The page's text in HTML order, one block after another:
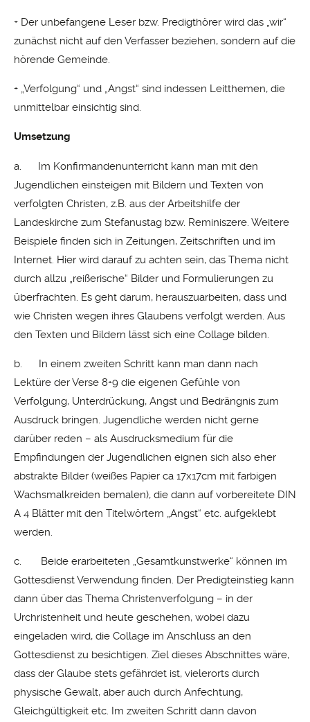
+ Der unbefangene Leser bzw. Predigthörer wird das „wir“
zunächst nicht auf den Verfasser beziehen, sondern auf die
hörende Gemeinde.
+ „Verfolgung“ und „Angst“ sind indessen Leitthemen, die
unmittelbar einsichtig sind.
Umsetzung
a. Im Konfirmandenunterricht kann man mit den
Jugendlichen einsteigen mit Bildern und Texten von
verfolgten Christen, z.B. aus der Arbeitshilfe der
Landeskirche zum Stefanustag bzw. Reminiszere. Weitere
Beispiele finden sich in Zeitungen, Zeitschriften und im
Internet. Hier wird darauf zu achten sein, das Thema nicht
durch allzu „reißerische“ Bilder und Formulierungen zu
überfrachten. Es geht darum, herauszuarbeiten, dass und
wie Christen wegen ihres Glaubens verfolgt werden. Aus
den Texten und Bildern lässt sich eine Collage bilden.
b. In einem zweiten Schritt kann man dann nach
Lektüre der Verse 8+9 die eigenen Gefühle von
Verfolgung, Unterdrückung, Angst und Bedrängnis zum
Ausdruck bringen. Jugendliche werden nicht gerne
darüber reden – als Ausdrucksmedium für die
Empfindungen der Jugendlichen eignen sich also eher
abstrakte Bilder (weißes Papier ca 17x17cm mit farbigen
Wachsmalkreiden bemalen), die dann auf vorbereitete DIN
A 4 Blätter mit den Titelwörtern „Angst“ etc. aufgeklebt
werden.
c. Beide erarbeiteten „Gesamtkunstwerke“ können im
Gottesdienst Verwendung finden. Der Predigteinstieg kann
dann über das Thema Christenverfolgung – in der
Urchristenheit und heute geschehen, wobei dazu
eingeladen wird, die Collage im Anschluss an den
Gottesdienst zu besichtigen. Ziel dieses Abschnittes wäre,
dass der Glaube stets gefährdet ist, vielerorts durch
physische Gewalt, aber auch durch Anfechtung,
Gleichgültigkeit etc. Im zweiten Schritt dann davon